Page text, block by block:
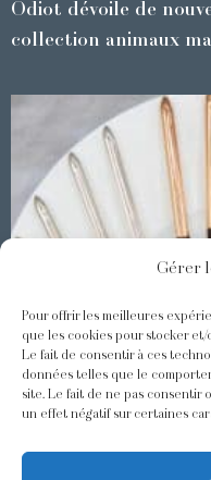
Gérer
Pour offrir les meilleures
que les cookies pour stocker
Le fait de consentir à ces
données telles que le
site. Le fait de ne pas consentir
un effet négatif sur certaines
Odiot dévoile de
collection animaux
Les Baguettes
@odiot.paris